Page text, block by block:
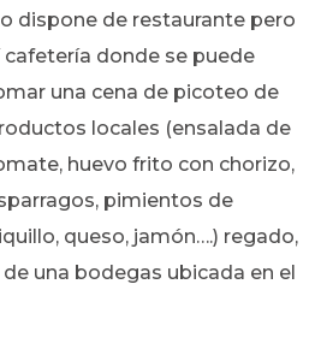
dispone de restaurante pero
cafetería donde se puede
una cena de picoteo de
locales (ensalada de
huevo frito con chorizo,
pimientos de
queso, jamón….) regado,
una bodegas ubicada en el